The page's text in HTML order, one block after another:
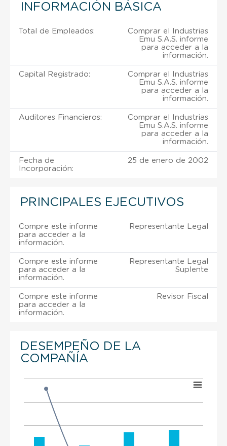
INFORMACIÓN BÁSICA
Total de Empleados:
Comprar el Industrias
Emu S.A.S. informe
para acceder a la
información.
Capital Registrado:
Comprar el Industrias
Emu S.A.S. informe
para acceder a la
información.
Auditores Financieros:
Comprar el Industrias
Emu S.A.S. informe
para acceder a la
información.
Fecha de
Incorporación:
25 de enero de 2002
PRINCIPALES EJECUTIVOS
Compre este informe
para acceder a la
información.
Representante Legal
Compre este informe
para acceder a la
información.
Representante Legal
Suplente
Compre este informe
para acceder a la
información.
Revisor Fiscal
DESEMPEÑO DE LA
COMPAÑÍA